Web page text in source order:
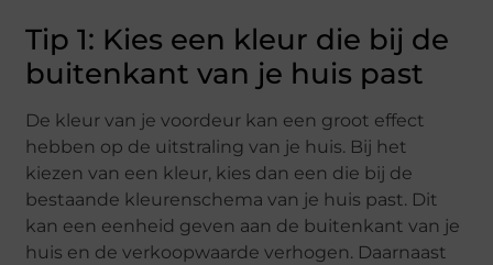
Tip 1: Kies een kleur die bij de
buitenkant van je huis past
De kleur van je voordeur kan een groot effect
hebben op de uitstraling van je huis. Bij het
kiezen van een kleur, kies dan een die bij de
bestaande kleurenschema van je huis past. Dit
kan een eenheid geven aan de buitenkant van je
huis en de verkoopwaarde verhogen. Daarnaast